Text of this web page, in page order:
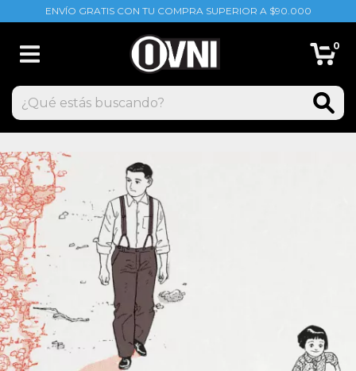
ENVÍO GRATIS CON TU COMPRA SUPERIOR A $90.000
0